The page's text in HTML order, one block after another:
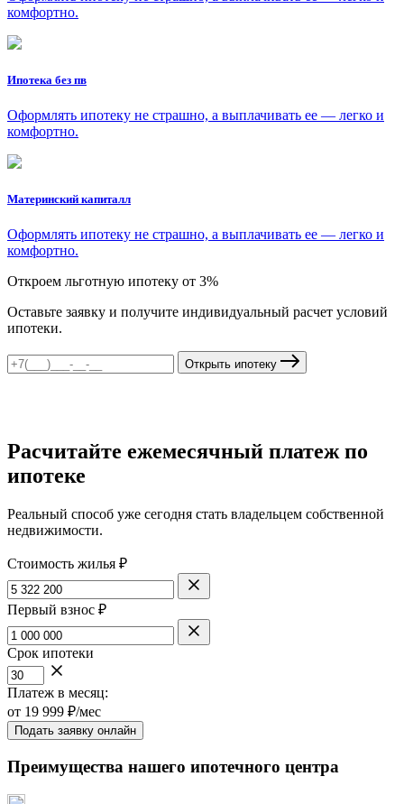
комфортно.
Ипотека без пв
Оформлять ипотеку не страшно, а выплачивать ее — легко и
комфортно.
Материнский капиталл
Оформлять ипотеку не страшно, а выплачивать ее — легко и
комфортно.
Откроем льготную ипотеку от 3%
Оставьте заявку и получите индивидуальный расчет условий
ипотеки.
Открыть ипотеку
Расчитайте ежемесячный платеж по
ипотеке
Реальный способ уже сегодня стать владельцем собственной
недвижимости.
Стоимость жилья ₽
Первый взнос ₽
Срок ипотеки
Платеж в месяц:
от 19 999 ₽/мес
Подать заявку онлайн
Преимущества нашего ипотечного центра